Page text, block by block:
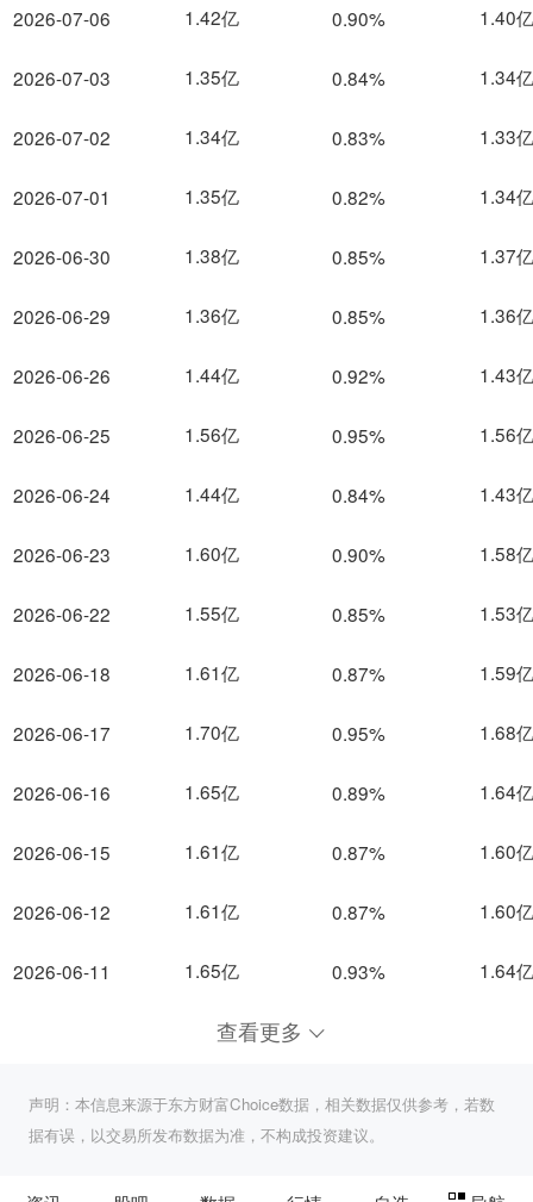
2026-07-06
2026-07-03
2026-07-02
2026-07-01
2026-06-30
2026-06-29
2026-06-26
2026-06-25
2026-06-24
2026-06-23
2026-06-22
2026-06-18
2026-06-17
2026-06-16
2026-06-15
2026-06-12
2026-06-11
1.42亿 0.90% 1.40亿
1.35亿 0.84% 1.34亿
1.34亿 0.83% 1.33亿
1.35亿 0.82% 1.34亿
1.38亿 0.85% 1.37亿
1.36亿 0.85% 1.36亿
1.44亿 0.92% 1.43亿
1.56亿 0.95% 1.56亿
1.44亿 0.84% 1.43亿
1.60亿 0.90% 1.58亿
1.55亿 0.85% 1.53亿
1.61亿 0.87% 1.59亿
1.70亿 0.95% 1.68亿
1.65亿 0.89% 1.64亿
1.61亿 0.87% 1.60亿
1.61亿 0.87% 1.60亿
1.65亿 0.93% 1.64亿
查看更多
声明：本信息来源于东方财富Choice数据，相关数据仅供参考，若数
据有误，以交易所发布数据为准，不构成投资建议。